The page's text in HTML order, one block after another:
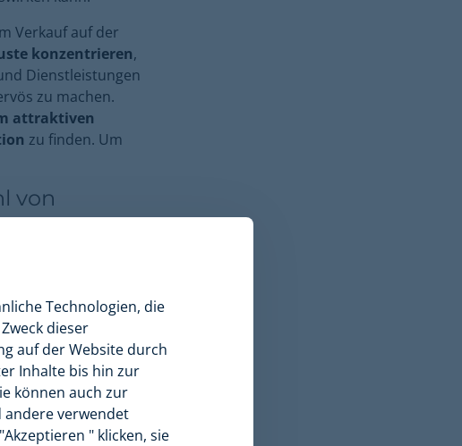
Verkauf auf der
konzentrieren,
Dienstleistungen
zu machen.
attraktiven
zu finden. Um
von
sie Ihren Online-
erzeugen:
fällt, desto
Diese Praxis ist
Technologien, die
dieser
auf der Website durch
Inhalte bis hin zur
können auch zur
andere verwendet
" klicken, sie